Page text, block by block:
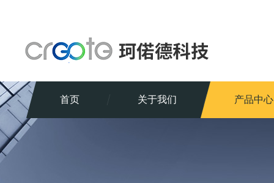
首页 关于我们 产品中心